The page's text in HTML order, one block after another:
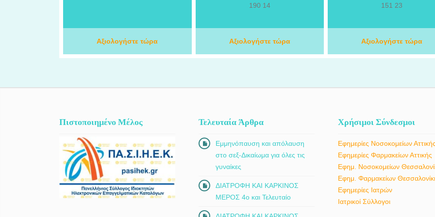
προγράμματα, αναλαμβάνει διατροφική
βάρους, αντιμετώπιση συναισθηματικής
άγχος, στρες, κατάθλιψη, αυτοεκτίμηση
Αξιολογήστε τώρα
παρακολούθηση παθήσεων και
περιστατικά που αφορούν πόνους στη
γόνατος, αρθρίτιδα και οστεοαρθρίτιδα,
κατάγματα και άλλες ορθοπαιδικές
190 14
Αξιολογήστε τώρα
Παρέχει εξειδικευμένη ιατρική
επιστημονική κατάρτιση και
ορθοπαιδικές παθήσεις που
περιστατικά τραυματισμών και
κατάλληλης συντηρητικής ή
αντιμετώπισης, ανάλογα με τις
151 23
Αξιολογήστε τώρα
Πιστοποιημένο Μέλος Τελευταία Άρθρα
Εμμηνόπαυση και απόλαυση
στο σεξ-Δικαίωμα για όλες τις
γυναίκες
ΔΙΑΤΡΟΦΗ ΚΑΙ ΚΑΡΚΙΝΟΣ
ΜΕΡΟΣ 4ο και Τελευταίο
Χρήσιμοι Σύνδεσμοι
Εφημερίες Νοσοκομείων Αττικής
Εφημερίες Φαρμακείων Αττικής
Εφημ. Νοσοκομείων
Εφημ. Φαρμακείων
Εφημερίες Ιατρών
Ιατρικοί Σύλλογοι